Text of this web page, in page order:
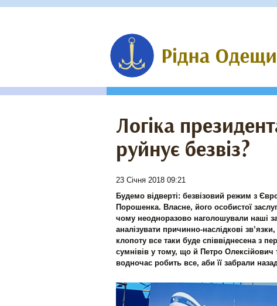
Логіка
руйнує безвіз?
23 Січня 2018 09:21
Будемо відверті: безвізовий режим з
Порошенка. Власне, його особистої
чому неодноразово наголошували наші
аналізувати причинно-наслідкові зв’язки,
клопоту все таки буде співвіднесена з
сумнівів у тому, що й Петро
водночас робить все, аби її забрали